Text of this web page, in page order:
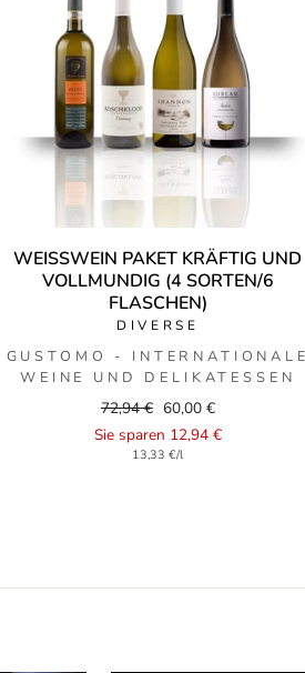
WEISSWEIN PAKET KRÄFTIG UND V
OLLMUNDIG (4 SORTEN/6 F
LASCHEN)
DIVERSE
GUSTOMO - INTERNATIONALE
WEINE UND DELIKATESSEN
Regular
price
72,94 € Sale
price
60,00 €
Sie sparen 12,94 €
13,33 €/l